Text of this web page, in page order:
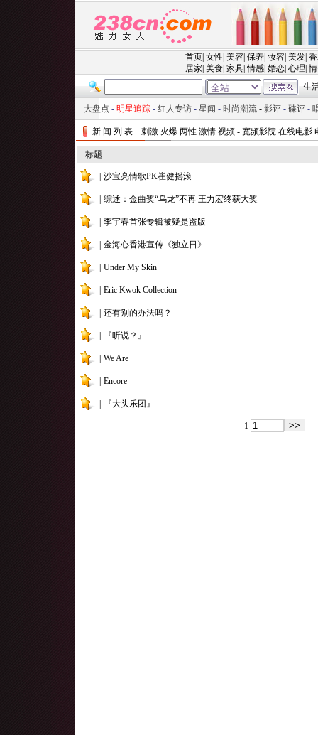
大盘点 - 明星追踪 - 红人专访 - 星闻 - 时尚潮流 - 影评 - 碟评 -
新 闻 列 表 刺激 火爆 两性 激情 视频 - 宽频影院 在线电影
标题
沙宝亮情歌PK崔健摇滚
综述：金曲奖“乌龙”不再 王力宏终获大奖
李宇春首张专辑被疑是盗版
金海心香港宣传《独立日》
Under My Skin
Eric Kwok Collection
还有别的办法吗？
『听说？』
We Are
Encore
『大头乐团』
1